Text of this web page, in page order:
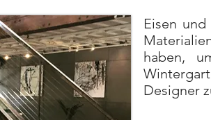
Eisen
haben,
Designer